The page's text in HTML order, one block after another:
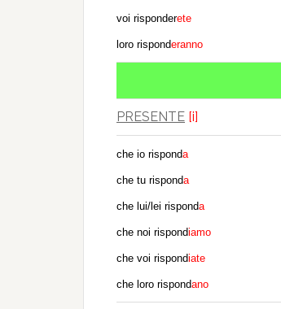
voi risponderete
loro risponderanno
PRESENTE [i]
che io risponda
che tu risponda
che lui/lei risponda
che noi rispondiamo
che voi rispondiate
che loro rispondano